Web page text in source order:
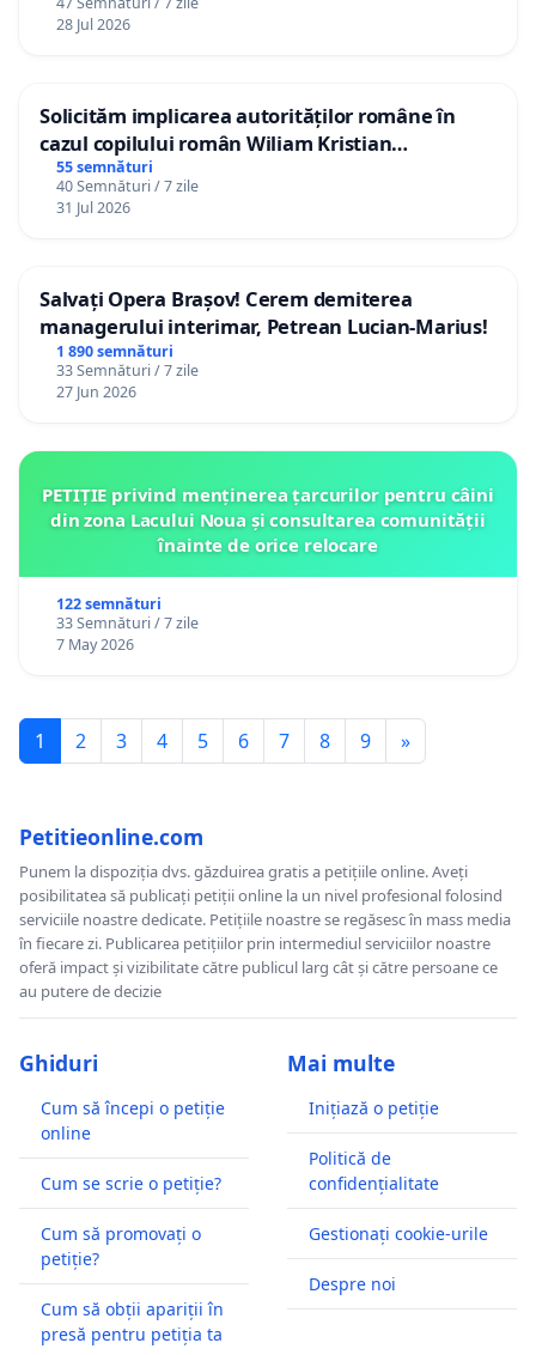
28 Jul 2026
Solicităm implicarea autorităților române în
cazul copilului român Wiliam Kristian
Gheorghe, aflat în plasament în Danemarca de
12 ani
55 semnături
40 Semnături / 7 zile
31 Jul 2026
Salvați Opera Brașov! Cerem demiterea
managerului interimar, Petrean Lucian-Marius!
1 890 semnături
33 Semnături / 7 zile
27 Jun 2026
PETIȚIE privind menținerea țarcurilor pentru câini
din zona Lacului Noua și consultarea comunității
înainte de orice relocare
122 semnături
33 Semnături / 7 zile
7 May 2026
1 2 3 4 5 6 7 8 9 »
Petitieonline.com
Punem la dispoziția dvs. găzduirea gratis a petițiile online. Aveți
posibilitatea să publicați petiții online la un nivel profesional folosind
serviciile noastre dedicate. Petițiile noastre se regăsesc în mass media
în fiecare zi. Publicarea petițiilor prin intermediul serviciilor noastre
oferă impact și vizibilitate către publicul larg cât și către persoane ce
au putere de decizie
Ghiduri
Cum să începi o petiție
online
Cum se scrie o petiție?
Cum să promovați o
petiție?
Cum să obții apariții în
presă pentru petiția ta
Mai multe
Inițiază o petiție
Politică de
confidențialitate
Gestionați cookie-urile
Despre noi